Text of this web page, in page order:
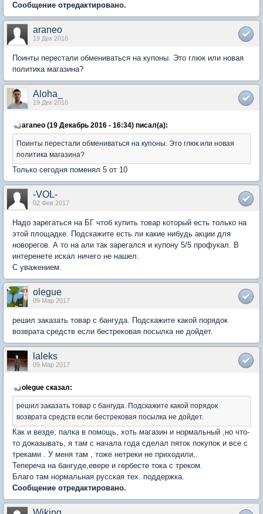
Сообщение отредактировано.
araneo
19 Дек 2016
Поинты перестали обмениваться на купоны. Это глюк или новая
политика магазина?
Aloha_
19 Дек 2016
araneo (19 Декабрь 2016 - 16:34) писал(а):
Поинты перестали обмениваться на купоны. Это глюк или новая
политика магазина?
Только сегодня поменял 5 от 10
-VOL-
02 Фев 2017
Надо зарегаться на БГ чтоб купить товар который есть только на
этой площадке. Подскажите есть ли какие нибудь акции для
новорегов. А то на али так зарегался и купону 5/5 профукал. В
интеренете искал ничего не нашел.
С уважением.
olegue
09 Мар 2017
решил заказать товар с бангуда. Подскажите какой порядок
возврата средств если бестрековая посылка не дойдет.
laleks
09 Мар 2017
olegue сказал:
решил заказать товар с бангуда. Подскажите какой порядок
возврата средств если бестрековая посылка не дойдет.
Как и везде, палка в помощь, хоть магазин и нормальный ,но что-
то доказывать, я там с начала года сделал пяток покупок и все с
треками . У меня там , тоже нетреки не приходили,.
Тепереча на бангуде,евере и гербесте тока с треком.
Благо там нормальная русская тех. поддержка.
Сообщение отредактировано.